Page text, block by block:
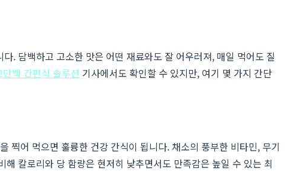
. 담백하고 고소한 맛은 어떤 재료와도 잘 어우러져, 매일 먹어도 질
백 간편식 솔루션 기사에서도 확인할 수 있지만, 여기 몇 가지 간단
찍어 먹으면 훌륭한 건강 간식이 됩니다. 채소의 풍부한 비타민, 무기
칼로리와 당 함량은 현저히 낮추면서도 만족감은 높일 수 있는 최